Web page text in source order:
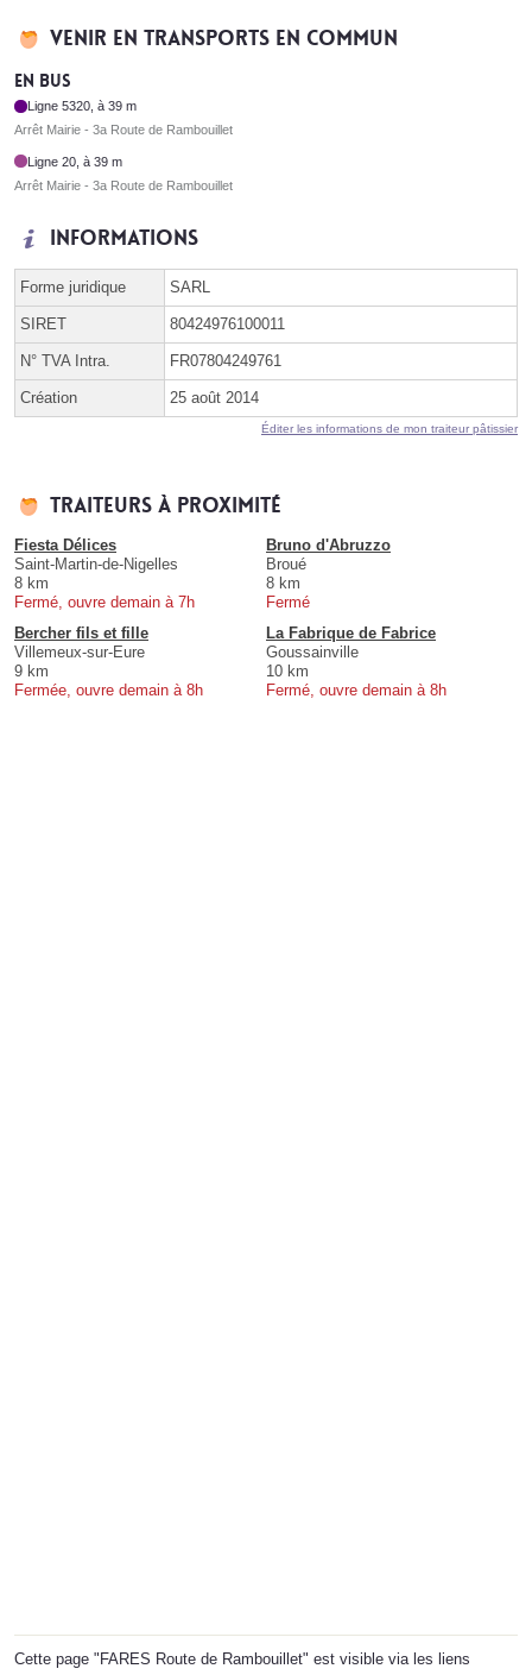
Venir en transports en commun
En bus
Ligne 5320, à 39 m
Arrêt Mairie - 3a Route de Rambouillet
Ligne 20, à 39 m
Arrêt Mairie - 3a Route de Rambouillet
Informations
Forme juridique SARL
SIRET 80424976100011
N° TVA Intra. FR07804249761
Création 25 août 2014
Éditer les informations de mon traiteur pâtissier
Traiteurs à proximité
Fiesta Délices
Saint-Martin-de-Nigelles
8 km
Fermé, ouvre demain à 7h
Bruno d'Abruzzo
Broué
8 km
Fermé
Bercher fils et fille
Villemeux-sur-Eure
9 km
Fermée, ouvre demain à 8h
La Fabrique de Fabrice
Goussainville
10 km
Fermé, ouvre demain à 8h
Cette page "FARES Route de Rambouillet" est visible via les liens